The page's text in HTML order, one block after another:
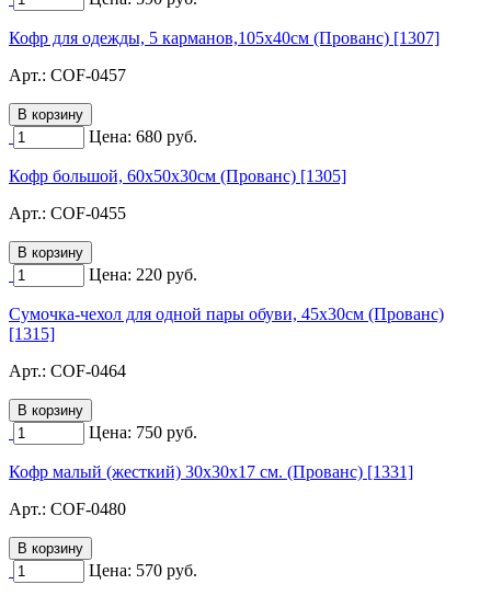
Кофр для одежды, 5 карманов,105х40см (Прованс) [1307]
Арт.: COF-0457
Цена: 680 руб.
Кофр большой, 60х50х30см (Прованс) [1305]
Арт.: COF-0455
Цена: 220 руб.
Сумочка-чехол для одной пары обуви, 45х30см (Прованс)
[1315]
Арт.: COF-0464
Цена: 750 руб.
Кофр малый (жесткий) 30х30х17 см. (Прованс) [1331]
Арт.: COF-0480
Цена: 570 руб.